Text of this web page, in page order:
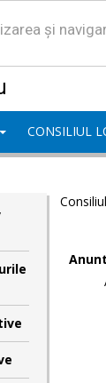
și
CONSILIUL